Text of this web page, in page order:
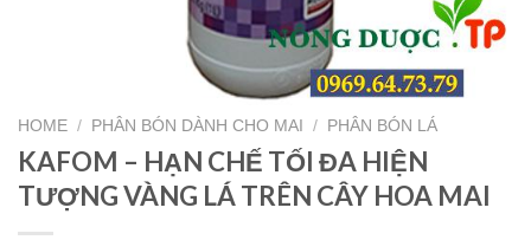
HOME / PHÂN BÓN DÀNH CHO MAI / PHÂN BÓN LÁ
KAFOM – HẠN CHẾ TỐI ĐA HIỆN
TƯỢNG VÀNG LÁ TRÊN CÂY HOA MAI